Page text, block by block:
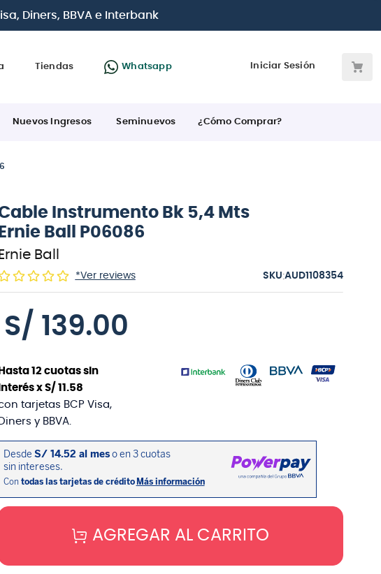
Diners, BBVA e Interbank
Tiendas Whatsapp Iniciar Sesión
Nuevos Ingresos Seminuevos ¿Cómo Comprar?
Instrumento Bk 5,4 Mts
Ernie Ball P06086
Ernie Ball
*Ver reviews :AUD1108354
S/ 139.00
Hasta 12cuotas sin
x S/ 11 .58
tarjetas BCP Visa,
Diners y BBVA.
AGREGAR AL CARRITO